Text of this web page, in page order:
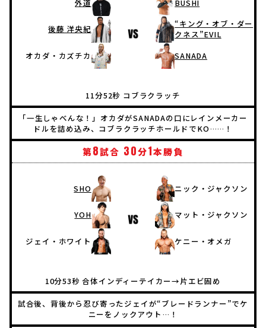
外道
後藤 洋央紀
オカダ・カズチカ
BUSHI
“キング・オブ・ダー
クネス”EVIL
SANADA
11分52秒 コブラクラッチ
「一生しゃべんな！」オカダがSANADAの口にレインメーカー
ドルを詰め込み、コブラクラッチホールドでKO……！
第8試合 30分1本勝負
SHO
YOH
ジェイ・ホワイト
ニック・ジャクソン
マット・ジャクソン
ケニー・オメガ
10分53秒 合体インディーテイカー→片エビ固め
試合後、背後から忍び寄ったジェイが“ブレードランナー”でケ
ニーをノックアウト…！